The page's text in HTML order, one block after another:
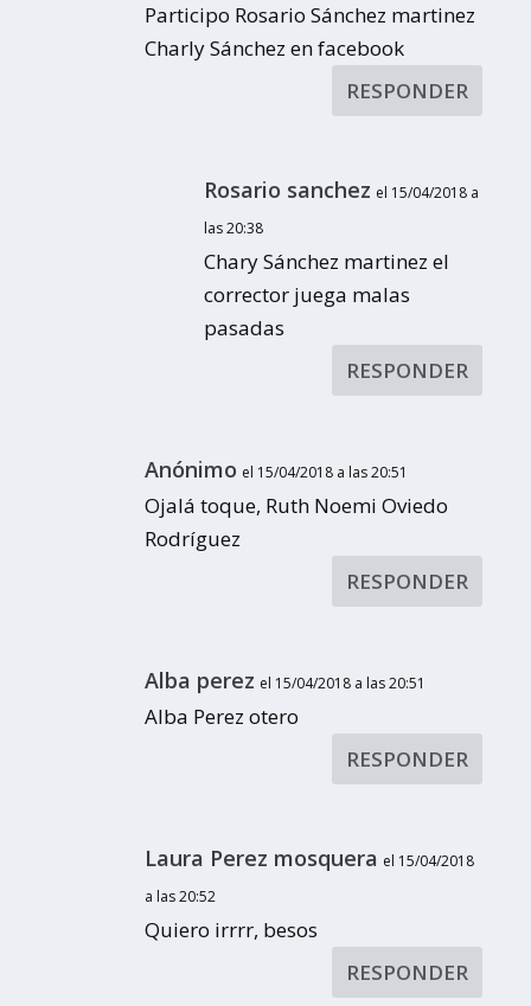
Participo Rosario Sánchez martinez
Charly Sánchez en facebook
RESPONDER
Rosario sanchez el 15/04/2018 a
las 20:38
Chary Sánchez martinez el
corrector juega malas
pasadas
RESPONDER
Anónimo el 15/04/2018 a las 20:51
Ojalá toque, Ruth Noemi Oviedo
Rodríguez
RESPONDER
Alba perez el 15/04/2018 a las 20:51
Alba Perez otero
RESPONDER
Laura Perez mosquera el 15/04/2018
a las 20:52
Quiero irrrr, besos
RESPONDER